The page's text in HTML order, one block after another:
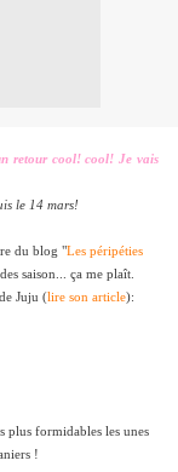
retour cool! cool! Je vais
le 14 mars!
du blog "Les péripéties
saison... ça me plaît.
Juju (lire son article):
plus formidables les unes
!